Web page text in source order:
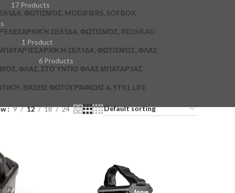
17 Products
ΦΩΤΙΣΜΌΣ, MODIFIERS, SOFBOX
ΑΡΧΙΚΉ ΣΕΛΊΔΑ, ΦΩΤΙΣΜΌΣ, REDHEAD
1 Product
ΑΡΧΙΚΉ ΣΕΛΊΔΑ, ΦΩΤΙΣΜΌΣ, ΦΛΑΣ
6 Products
ΦΛΑΣ, ΣΤΟΎΝΤΙΟ ΦΛΑΣ ΜΠΑΤΑΡΊΑΣ
ΒΆΣΕΙΣ ΦΩΤΟΓΡΆΦΙΣΗΣ & STILL LIFE
9 12 18 24